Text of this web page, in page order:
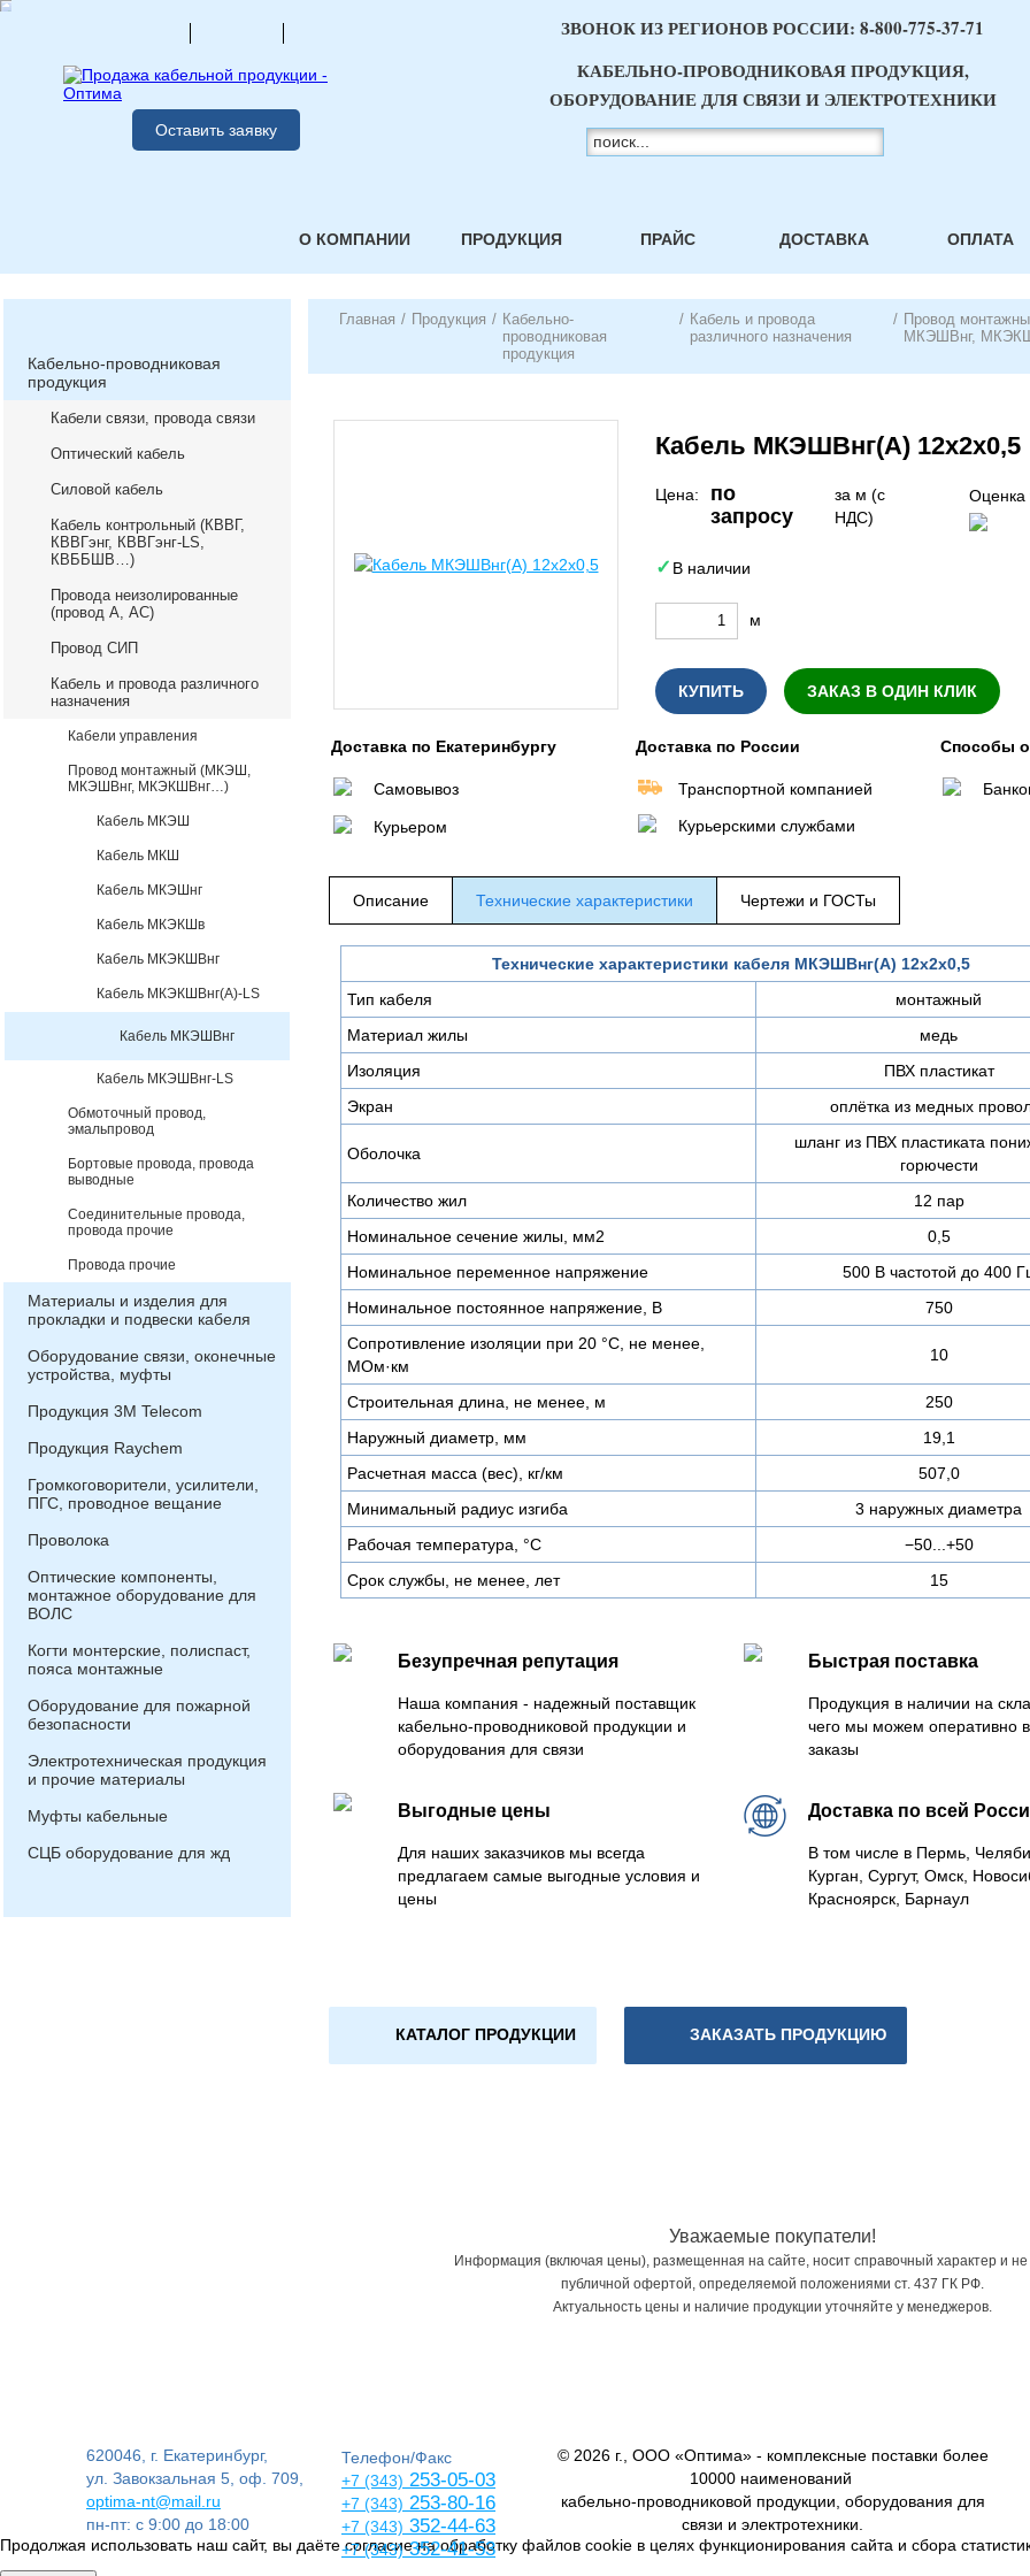
Оставить заявку
ЗВОНОК ИЗ РЕГИОНОВ РОССИИ: 8-800-775-37-71
КАБЕЛЬНО-ПРОВОДНИКОВАЯ ПРОДУКЦИЯ,
ОБОРУДОВАНИЕ ДЛЯ СВЯЗИ И ЭЛЕКТРОТЕХНИКИ
О КОМПАНИИ ПРОДУКЦИЯ ПРАЙС ДОСТАВКА ОПЛАТА
Кабельно-проводниковая
продукция
Кабели связи, провода связи
Оптический кабель
Силовой кабель
Кабель контрольный (КВВГ,
КВВГэнг, КВВГэнг-LS,
КВББШВ…)
Провода неизолированные
(провод А, АС)
Провод СИП
Кабель и провода различного
назначения
Кабели управления
Провод монтажный (МКЭШ,
МКЭШВнг, МКЭКШВнг…)
Кабель МКЭШ
Кабель МКШ
Кабель МКЭШнг
Кабель МКЭКШв
Кабель МКЭКШВнг
Кабель МКЭКШВнг(А)-LS
Кабель МКЭШВнг
Кабель МКЭШВнг-LS
Обмоточный провод,
эмальпровод
Бортовые провода, провода
выводные
Соединительные провода,
провода прочие
Провода прочие
Материалы и изделия для
прокладки и подвески кабеля
Оборудование связи, оконечные
устройства, муфты
Продукция 3М Telecom
Продукция Raychem
Громкоговорители, усилители,
ПГС, проводное вещание
Проволока
Оптические компоненты,
монтажное оборудование для
ВОЛС
Когти монтерские, полиспаст,
пояса монтажные
Оборудование для пожарной
безопасности
Электротехническая продукция
и прочие материалы
Муфты кабельные
СЦБ оборудование для жд
Главная / Продукция / Кабельно-
проводниковая
продукция
/ Кабель и провода
различного назначения
/ Провод
МКЭШВнг,
Кабель МКЭШВнг(А) 12х2х0,5
Цена:
по
запросу
за м (с
НДС)
Оценка
В наличии
м
КУПИТЬ ЗАКАЗ В ОДИН КЛИК
Доставка по Екатеринбургу
Самовывоз
Курьером
Доставка по России
Транспортной компанией
Курьерскими службами
Способы
Описание Технические характеристики Чертежи и ГОСТы
Технические характеристики кабеля МКЭШВнг(А) 12х2х0,5
Тип кабеля
монтажный
Материал жилы
медь
Изоляция
ПВХ пластикат
Экран
оплётка из медных
Оболочка
шланг из ПВХ пластиката
горючести
Количество жил
12 пар
Номинальное сечение жилы, мм2
0,5
Номинальное переменное напряжение
500 В частотой до 400
Номинальное постоянное напряжение, В
750
Сопротивление изоляции при 20 °С, не менее,
МОм·км
10
Строительная длина, не менее, м
250
Наружный диаметр, мм
19,1
Расчетная масса (вес), кг/км
507,0
Минимальный радиус изгиба
3 наружных диаметра
Рабочая температура, °C
−50...+50
Срок службы, не менее, лет
15
Безупречная репутация
Наша компания - надежный поставщик
кабельно-проводниковой продукции и
оборудования для связи
Быстрая поставка
Продукция в наличии на
чего мы можем оперативно
заказы
Выгодные цены
Для наших заказчиков мы всегда
предлагаем самые выгодные условия и
цены
Доставка по всей
В том числе в Пермь,
Курган, Сургут, Омск,
Красноярск, Барнаул
КАТАЛОГ ПРОДУКЦИИ ЗАКАЗАТЬ ПРОДУКЦИЮ
Уважаемые покупатели!
Информация (включая цены), размещенная на сайте, носит справочный характер и не
публичной офертой, определяемой положениями ст. 437 ГК РФ.
Актуальность цены и наличие продукции уточняйте у менеджеров.
620046, г. Екатеринбург,
ул. Завокзальная 5, оф. 709,
optima-nt@mail.ru
пн-пт: с 9:00 до 18:00
Телефон/Факс
+7 (343) 253-05-03
+7 (343) 253-80-16
+7 (343) 352-44-63
+7 (343)352-41-53
© 2026 г., ООО «Оптима» - комплексные поставки более
10000 наименований
кабельно-проводниковой продукции, оборудования для
связи и электротехники.
Продолжая использовать наш сайт, вы даёте согласие на обработку файлов cookie в целях функционирования сайта и сбора